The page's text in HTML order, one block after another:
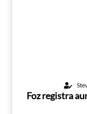
Foz registra